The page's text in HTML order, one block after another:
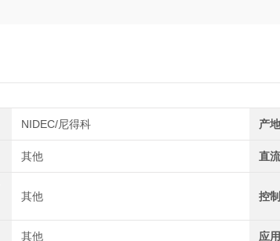
NIDEC/尼得科 产
其他 直
其他 控
其他 应